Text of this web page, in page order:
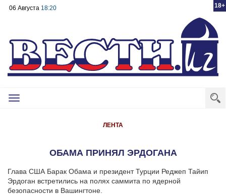
18+
06 Августа 18:20
Toggle
ЛЕНТА
ОБАМА ПРИНЯЛ ЭРДОГАНА
Глава США Барак Обама и президент Турции Реджеп Тайип
Эрдоган встретились на полях саммита по ядерной
безопасности в Вашингтоне.